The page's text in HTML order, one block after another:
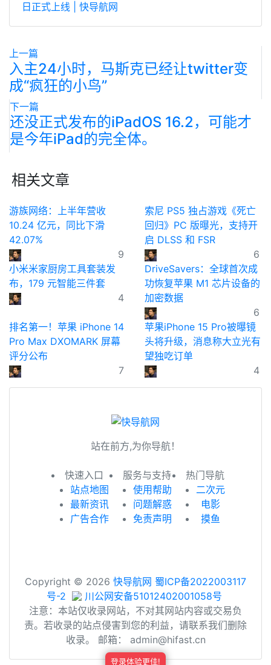
日正式上线 | 快导航网
上一篇
入主24小时，马斯克已经让twitter变
成“疯狂的小鸟”
下一篇
还没正式发布的iPadOS 16.2，可能才
是今年iPad的完全体。
相关文章
游族网络：上半年营收
10.24 亿元，同比下滑
42.07%
9
索尼 PS5 独占游戏《死亡
回归》PC 版曝光，支持开
启 DLSS 和 FSR
6
小米米家厨房工具套装发
布，179 元智能三件套
4
DriveSavers：全球首次成
功恢复苹果 M1 芯片设备的
加密数据
6
排名第一！苹果 iPhone 14
Pro Max DXOMARK 屏幕
评分公布
7
苹果iPhone 15 Pro被曝镜
头将升级，消息称大立光有
望独吃订单
4
登录体验更佳!
站在前方,为你导航！
快速入口
站点地图
最新资讯
广告合作
服务与支持
使用帮助
问题解惑
免责声明
热门导航
二次元
电影
摸鱼
Copyright © 2026 快导航网 蜀ICP备2022003117
号-2
川公网安备51012402001058号
注意：本站仅收录网站，不对其网站内容或交易负
责。若收录的站点侵害到您的利益，请联系我们删除
收录。 邮箱： admin@hifast.cn